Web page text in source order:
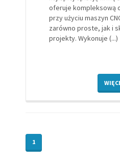
oferuje kompleksową
przy użyciu maszyn
zarówno proste, jak i
projekty. Wykonuje (...)
1